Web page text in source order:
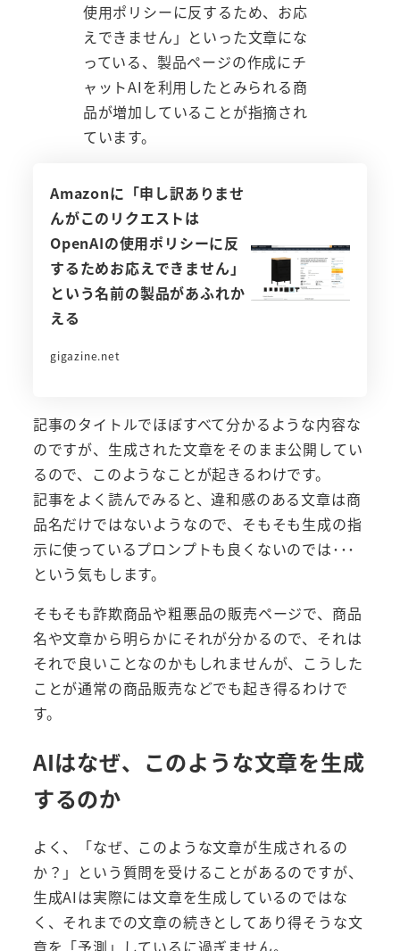
使用ポリシーに反するため、お応
えできません」といった文章にな
っている、製品ページの作成にチ
ャットAIを利用したとみられる商
品が増加していることが指摘され
ています。
Amazonに「申し訳ありませ
んがこのリクエストは
OpenAIの使用ポリシーに反
するためお応えできません」
という名前の製品があふれか
える
gigazine.net
記事のタイトルでほぼすべて分かるような内容な
のですが、生成された文章をそのまま公開してい
るので、このようなことが起きるわけです。
記事をよく読んでみると、違和感のある文章は商
品名だけではないようなので、そもそも生成の指
示に使っているプロンプトも良くないのでは･･･
という気もします。
そもそも詐欺商品や粗悪品の販売ページで、商品
名や文章から明らかにそれが分かるので、それは
それで良いことなのかもしれませんが、こうした
ことが通常の商品販売などでも起き得るわけで
す。
AIはなぜ、このような文章を生成
するのか
よく、「なぜ、このような文章が生成されるの
か？」という質問を受けることがあるのですが、
生成AIは実際には文章を生成しているのではな
く、それまでの文章の続きとしてあり得そうな文
章を「予測」しているに過ぎません。